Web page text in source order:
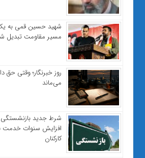
شهید حسین قمی به
مسیر مقاومت تبدیل
روز خبرنگار؛ وقتی حق
می‌ماند
شرط جدید بازنشستگی
افزایش سنوات خدمت
کارکنان